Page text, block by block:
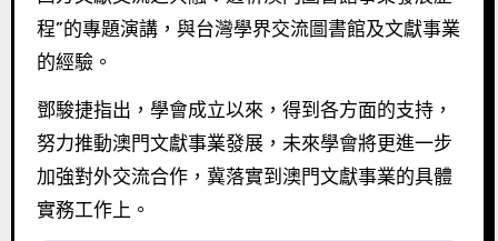
程”的專題演講，與台灣學界交流圖書館及文獻事業
的經驗。
鄧駿捷指出，學會成立以來，得到各方面的支持，
努力推動澳門文獻事業發展，未來學會將更進一步
加強對外交流合作，冀落實到澳門文獻事業的具體
實務工作上。